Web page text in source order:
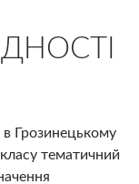
в Грозинецькому
тематичний